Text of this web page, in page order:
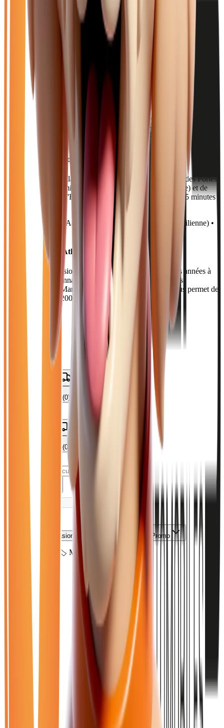
F54 2.0 COOPER S 178 EDITION PREMIUM PLUS - BVR
PHASE 2 + TOIT OUVRANT
74 233
ESSENCE
Sélection basée sur le rapport année/kilométrage/prix
• Retrait direct
à Collégien
Acheter votre mini à Collégien
Collégien est une commune de Seine-et-Marne située au cœur de
Marne-la-Vallée. Avec environ 3 000 habitants, cette ville
résidentielle bénéficie d'un accès privilégié aux grands axes
franciliens tout en conservant un cadre de vie paisible.
Accès à notre concession
Notre concession Atlas Automobiles est située au 7 Allée des Portes
de la Forêt, à proximité immédiate de l'A104 (Francilienne) et de
l'A4 (Autoroute de l'Est). Le RER A (station Torcy) est à 5 minutes
en voiture.
Axes principaux :
A4 (Paris - Strasbourg) • A104 (Francilienne) •
Pourquoi choisir Atlas Automobiles ?
En tant que concession locale implantée depuis plusieurs années à
Collégien, nous connaissons parfaitement les besoins des
automobilistes de Marne-la-Vallée. Notre showroom vous permet de
découvrir plus de 200 véhicules en stock permanent.
Marque: Mini
(0)
Mon catalogue(0
véhicule
Occasion Promo
Effacer tout 🏷️ Mini